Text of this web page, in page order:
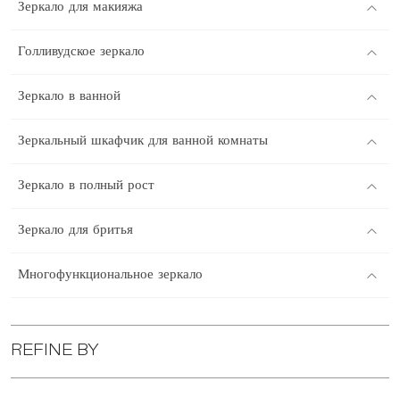
Зеркало для макияжа
Голливудское зеркало
Зеркало в ванной
Зеркальный шкафчик для ванной комнаты
Зеркало в полный рост
Зеркало для бритья
Многофункциональное зеркало
REFINE BY